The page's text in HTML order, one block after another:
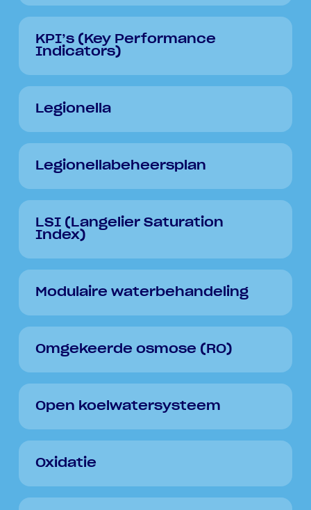
KPI’s (Key Performance
Indicators)
Legionella
Legionellabeheersplan
LSI (Langelier Saturation
Index)
Modulaire waterbehandeling
Omgekeerde osmose (RO)
Open koelwatersysteem
Oxidatie